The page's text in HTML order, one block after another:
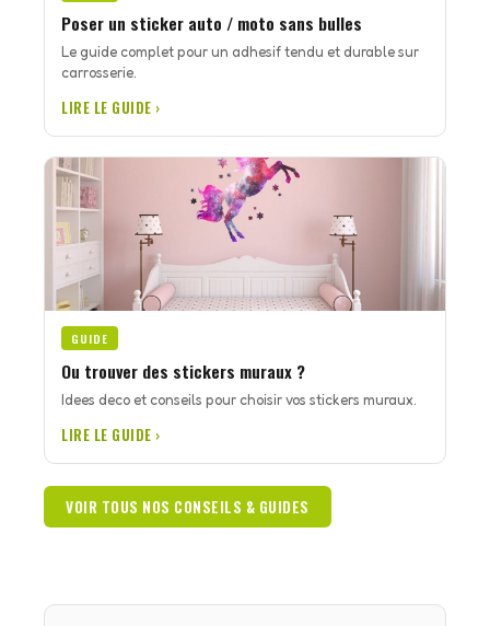
Poser un sticker auto / moto sans bulles
Le guide complet pour un adhesif tendu et durable sur
carrosserie.
LIRE LE GUIDE ›
GUIDE
Ou trouver des stickers muraux ?
Idees deco et conseils pour choisir vos stickers muraux.
LIRE LE GUIDE ›
VOIR TOUS NOS CONSEILS & GUIDES